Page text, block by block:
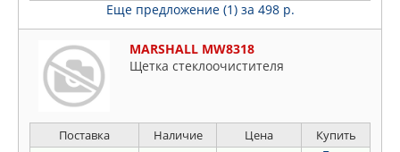
Еще предложение (1) за 498 р.
MARSHALL MW8318
Щетка стеклоочистителя
Поставка Наличие Цена Купить